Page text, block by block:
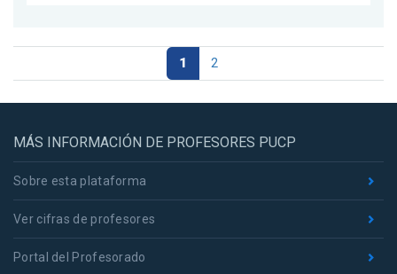
1 2
MÁS INFORMACIÓN DE PROFESORES PUCP
Sobre esta plataforma
Ver cifras de profesores
Portal del Profesorado